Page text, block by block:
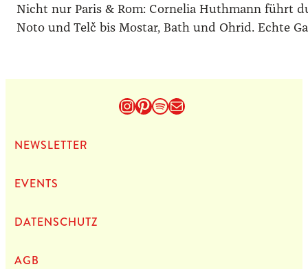
Nicht nur Paris & Rom: Cornelia Huthmann führt
Noto und Telč bis Mostar, Bath und Ohrid. Echte
Instagram
Pinterest
Spotify
E-Mail
NEWS­LET­TER
EVENTS
DATEN­SCHUTZ
AGB